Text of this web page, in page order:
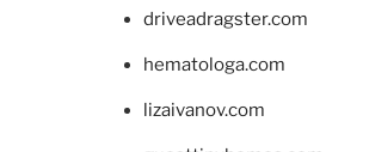
driveadragster.com
hematologa.com
lizaivanov.com